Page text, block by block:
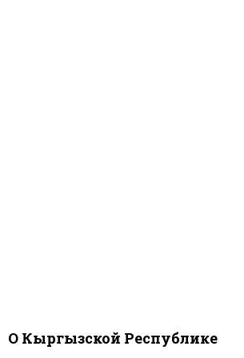
О Кыргызской Республике